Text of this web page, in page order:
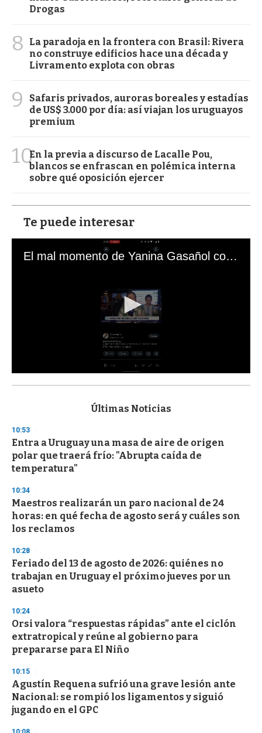
Drogas
8
La paradoja en la frontera con Brasil: Rivera
no construye edificios hace una década y
Livramento explota con obras
9
Safaris privados, auroras boreales y estadías
de US$ 3.000 por día: así viajan los uruguayos
premium
10En la previa a discurso de Lacalle Pou,
blancos se enfrascan en polémica interna
sobre qué oposición ejercer
Te puede interesar
El mal momento de Yanina Gasañol con un hincha argentino en "Subrayado"
s
d
s
o
f
3
s
e
c
o
n
s
Últimas Noticias
10:53
Entra a Uruguay una masa de aire de origen
polar que traerá frío: "Abrupta caída de
temperatura"
10:34
Maestros realizarán un paro nacional de 24
horas: en qué fecha de agosto será y cuáles son
los reclamos
10:28
Feriado del 13 de agosto de 2026: quiénes no
trabajan en Uruguay el próximo jueves por un
asueto
10:24
Orsi valora “respuestas rápidas” ante el ciclón
extratropical y reúne al gobierno para
prepararse para El Niño
10:15
Agustín Requena sufrió una grave lesión ante
Nacional: se rompió los ligamentos y siguió
jugando en el GPC